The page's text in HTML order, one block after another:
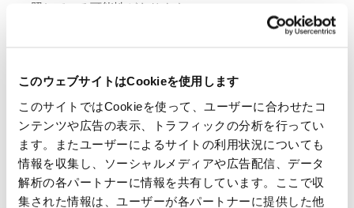
このウェブサイトはCookieを使用します
このサイトではCookieを使って、ユーザーに合わせたコ
ンテンツや広告の表示、トラフィックの分析を行ってい
ます。またユーザーによるサイトの利用状況についても
情報を収集し、ソーシャルメディアや広告配信、データ
解析の各パートナーに情報を共有しています。ここで収
集された情報は、ユーザーが各パートナーに提供した他
照している可能性があります。
レビュー
レビューを書くには、 ログイン する必要があります。
Condividi 送信